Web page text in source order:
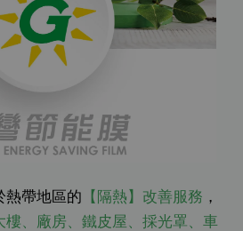
熱帶地區的 【隔熱】改善服務 ，
樓、廠房、鐵皮屋、採光罩、車